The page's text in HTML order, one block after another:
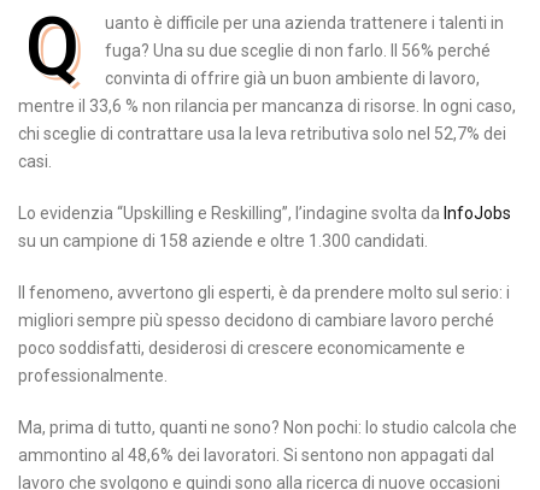
Q
uanto è difficile per una azienda trattenere i talenti in
fuga? Una su due sceglie di non farlo. Il 56% perché
convinta di offrire già un buon ambiente di lavoro,
mentre il 33,6 % non rilancia per mancanza di risorse. In ogni caso,
chi sceglie di contrattare usa la leva retributiva solo nel 52,7% dei
casi.
Lo evidenzia “Upskilling e Reskilling”, l’indagine svolta da InfoJobs
su un campione di 158 aziende e oltre 1.300 candidati.
Il fenomeno, avvertono gli esperti, è da prendere molto sul serio: i
migliori sempre più spesso decidono di cambiare lavoro perché
poco soddisfatti, desiderosi di crescere economicamente e
professionalmente.
Ma, prima di tutto, quanti ne sono? Non pochi: lo studio calcola che
ammontino al 48,6% dei lavoratori. Si sentono non appagati dal
lavoro che svolgono e quindi sono alla ricerca di nuove occasioni